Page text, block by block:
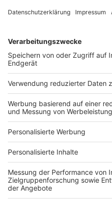
Services
Bauprojekt-Quiz
Häuser-Suche
Hausanbieter-Suche
Bauprojekt-Profil
Für Unternehmen
Ihre Baufirma auf bauen.de
Kostenloses Infogespräch